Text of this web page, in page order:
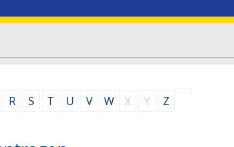
R S T U V W X Y Z